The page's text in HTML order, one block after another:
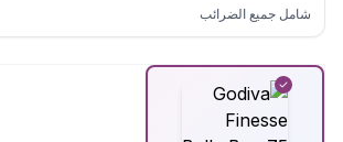
شامل جميع الضرائب